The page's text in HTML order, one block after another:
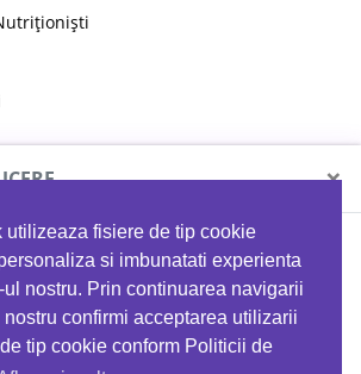
utilizeaza fisiere de tip cookie
si imbunatati experienta
ul nostru. Prin continuarea navigarii
nostru confirmi acceptarea utilizarii
tip cookie conform Politicii de
×
la orice comandă folosind codul
EATTRACK